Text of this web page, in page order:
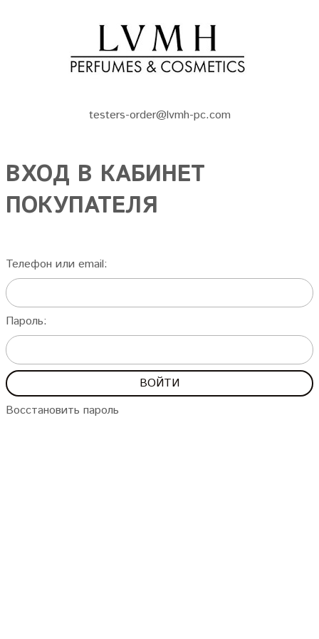
testers-order@lvmh-pc.com
ВХОД В КАБИНЕТ
ПОКУПАТЕЛЯ
Телефон или email:
Пароль:
Восстановить пароль